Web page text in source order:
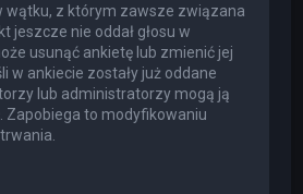
wątku, z którym zawsze związana
jeszcze nie oddał głosu w
usunąć ankietę lub zmienić jej
w ankiecie zostały już oddane
lub administratorzy mogą ją
Zapobiega to modyfikowaniu